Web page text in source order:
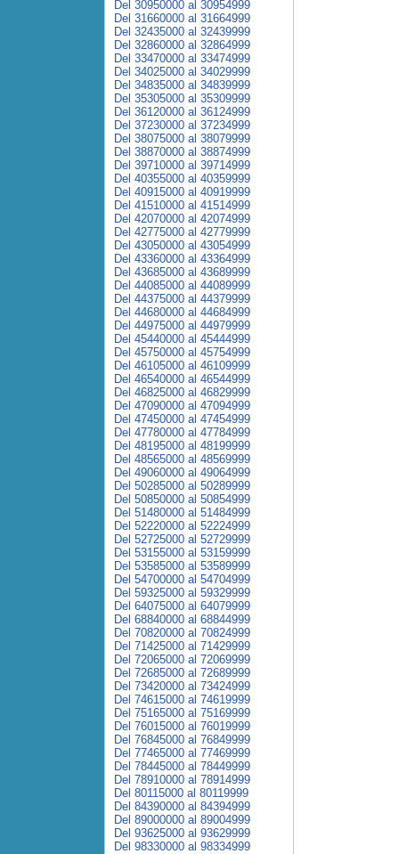
Del 30950000 al 30954999
Del 31660000 al 31664999
Del 32435000 al 32439999
Del 32860000 al 32864999
Del 33470000 al 33474999
Del 34025000 al 34029999
Del 34835000 al 34839999
Del 35305000 al 35309999
Del 36120000 al 36124999
Del 37230000 al 37234999
Del 38075000 al 38079999
Del 38870000 al 38874999
Del 39710000 al 39714999
Del 40355000 al 40359999
Del 40915000 al 40919999
Del 41510000 al 41514999
Del 42070000 al 42074999
Del 42775000 al 42779999
Del 43050000 al 43054999
Del 43360000 al 43364999
Del 43685000 al 43689999
Del 44085000 al 44089999
Del 44375000 al 44379999
Del 44680000 al 44684999
Del 44975000 al 44979999
Del 45440000 al 45444999
Del 45750000 al 45754999
Del 46105000 al 46109999
Del 46540000 al 46544999
Del 46825000 al 46829999
Del 47090000 al 47094999
Del 47450000 al 47454999
Del 47780000 al 47784999
Del 48195000 al 48199999
Del 48565000 al 48569999
Del 49060000 al 49064999
Del 50285000 al 50289999
Del 50850000 al 50854999
Del 51480000 al 51484999
Del 52220000 al 52224999
Del 52725000 al 52729999
Del 53155000 al 53159999
Del 53585000 al 53589999
Del 54700000 al 54704999
Del 59325000 al 59329999
Del 64075000 al 64079999
Del 68840000 al 68844999
Del 70820000 al 70824999
Del 71425000 al 71429999
Del 72065000 al 72069999
Del 72685000 al 72689999
Del 73420000 al 73424999
Del 74615000 al 74619999
Del 75165000 al 75169999
Del 76015000 al 76019999
Del 76845000 al 76849999
Del 77465000 al 77469999
Del 78445000 al 78449999
Del 78910000 al 78914999
Del 80115000 al 80119999
Del 84390000 al 84394999
Del 89000000 al 89004999
Del 93625000 al 93629999
Del 98330000 al 98334999